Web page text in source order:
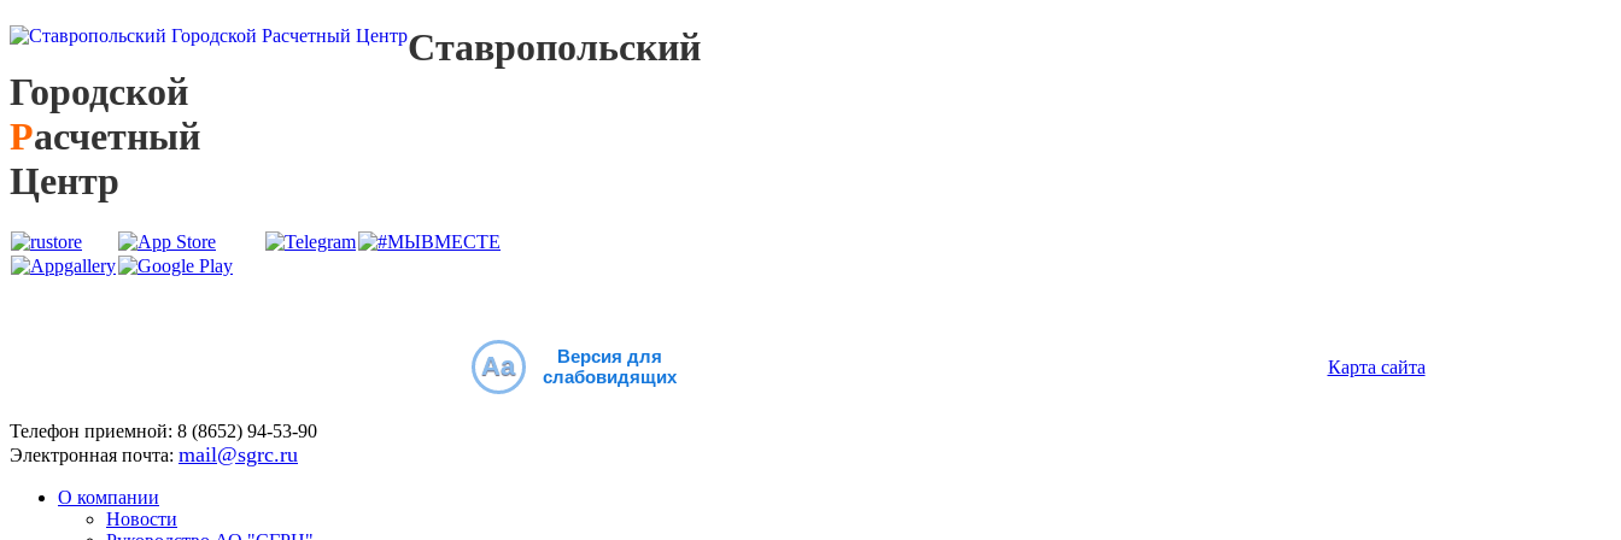
Ставропольский
Городской
Расчетный
Центр
Aa
Версия для
слабовидящих
Карта сайта
Телефон приемной: 8 (8652) 94-53-90
Электронная почта: mail@sgrc.ru
О компании
Новости